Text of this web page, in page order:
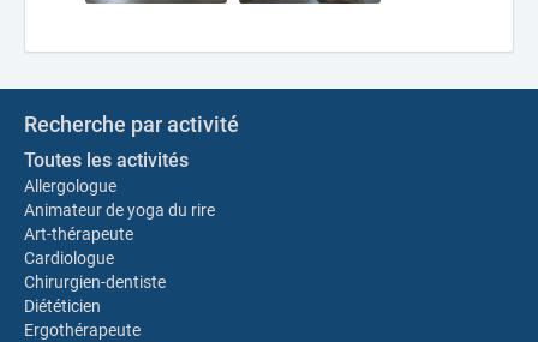
Recherche par activité
Toutes les activités
Allergologue
Animateur de yoga du rire
Art-thérapeute
Cardiologue
Chirurgien-dentiste
Diététicien
Ergothérapeute